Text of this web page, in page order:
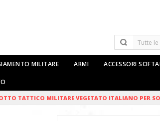
MILITARE ARMI ACCESSORI
TATTICO MILITARE VEGETATO ITALIANO PER